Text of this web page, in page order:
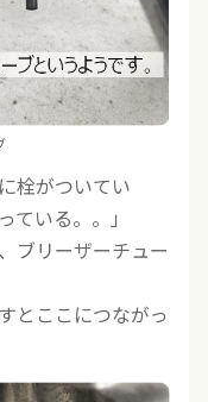
栓がついてい
ている。。」
ブリーザーチュー
とここにつながっ